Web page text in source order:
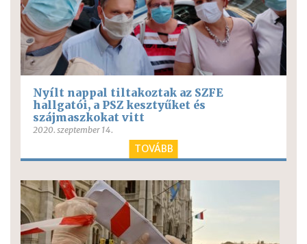
Nyílt nappal tiltakoztak az SZFE
hallgatói, a PSZ kesztyűket és
szájmaszkokat vitt
2020. szeptember 14.
TOVÁBB